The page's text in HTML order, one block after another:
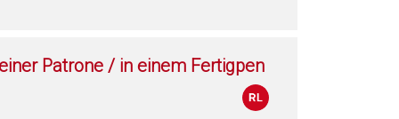
Patrone / in einem Fertigpen